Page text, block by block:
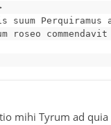
suum Perquiramus
roseo
mihi Tyrum ad